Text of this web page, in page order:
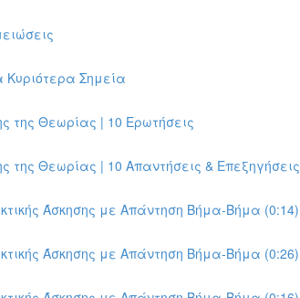
Σημεία
της Θεωρίας | 10 Ερωτήσεις
της Θεωρίας | 10 Απαντήσεις & Επεξηγήσεις
Άσκησης με Απάντηση Βήμα-Βήμα (0:14)
Άσκησης με Απάντηση Βήμα-Βήμα (0:26)